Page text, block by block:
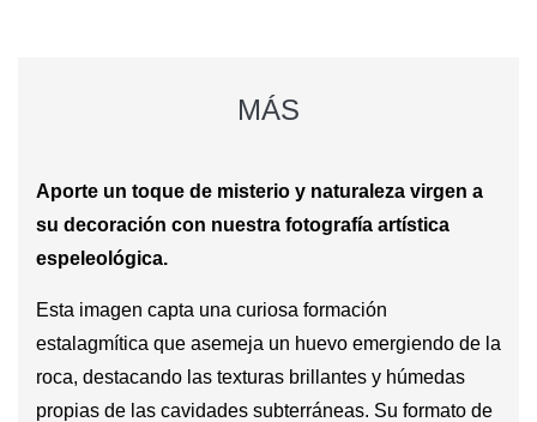
MÁS
Aporte un toque de misterio y naturaleza virgen a
su decoración con nuestra fotografía artística
espeleológica.
Esta imagen capta una curiosa formación
estalagmítica que asemeja un huevo emergiendo de la
roca, destacando las texturas brillantes y húmedas
propias de las cavidades subterráneas. Su formato de